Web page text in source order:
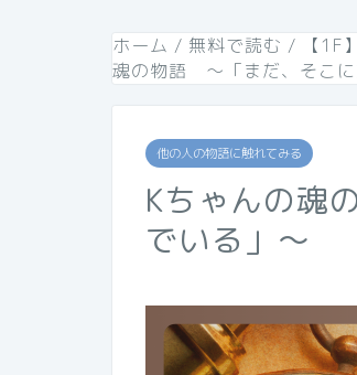
ホーム / 無料で読む / 【1F
魂の物語 〜「まだ、そこ
他の人の物語に触れてみる
Kちゃんの魂
でいる」〜